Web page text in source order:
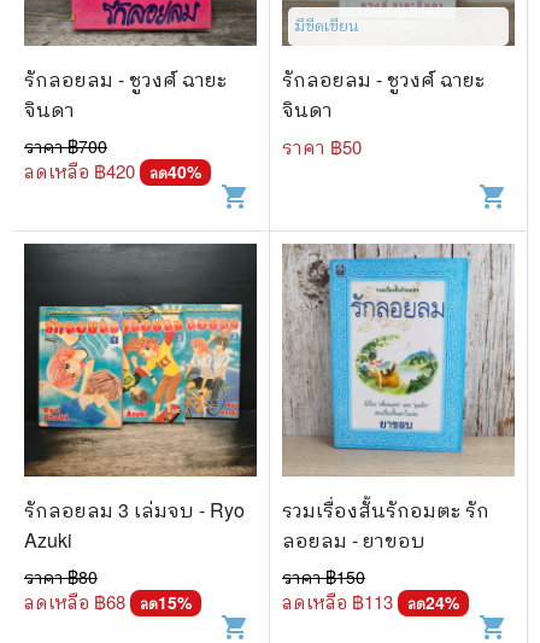
รักลอยลม - ชูวงศ์ ฉายะ
จินดา
ราคา ฿700
ลดเหลือ ฿420 ลด40%
shopping_cart
มีขีดเขียน
รักลอยลม - ชูวงศ์ ฉายะ
จินดา
ราคา ฿50
shopping_cart
รักลอยลม 3 เล่มจบ - Ryo
Azuki
ราคา ฿80
ลดเหลือ ฿68 ลด15%
shopping_cart
รวมเรื่องสั้นรักอมตะ รัก
ลอยลม - ยาขอบ
ราคา ฿150
ลดเหลือ ฿113 ลด24%
shopping_cart